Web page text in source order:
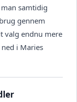
samtidig
gennem
valg endnu mere
i Maries